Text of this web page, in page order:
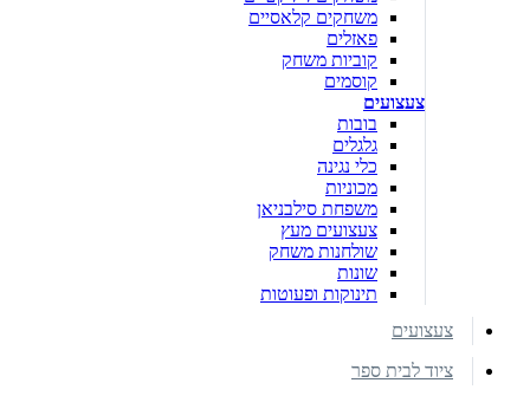
משחקים קלאסיים
פאזלים
קוביות משחק
קוסמים
צעצועים
בובות
גלגלים
כלי נגינה
מכוניות
משפחת סילבניאן
צעצועים מעץ
שולחנות משחק
שונות
תינוקות ופעוטות
צעצועים
ציוד לבית ספר